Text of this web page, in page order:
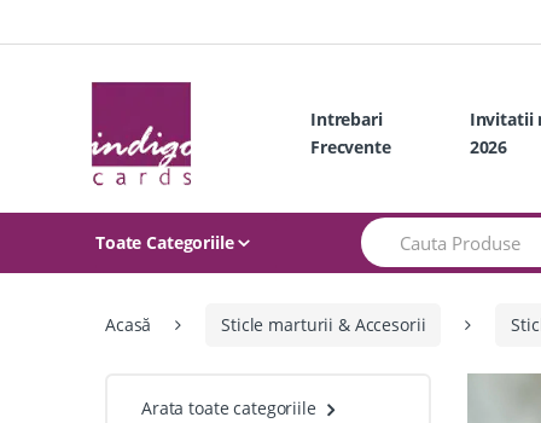
to
to
Intrebari
Frecvente
Invitatii
2026
Toate Categoriile
Search
Acasă Sticle marturii & Accesorii
Arata toate categoriile